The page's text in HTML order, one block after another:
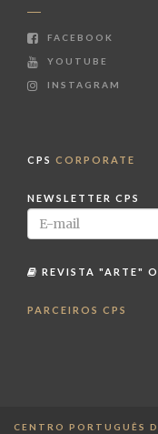
FACEBOOK
YOUTUBE
INSTAGRAM
CPS CORPORATE
NEWSLETTER CPS
REVISTA "ARTE"
PARCEIROS CPS
CENTRO PORTUGUÊS